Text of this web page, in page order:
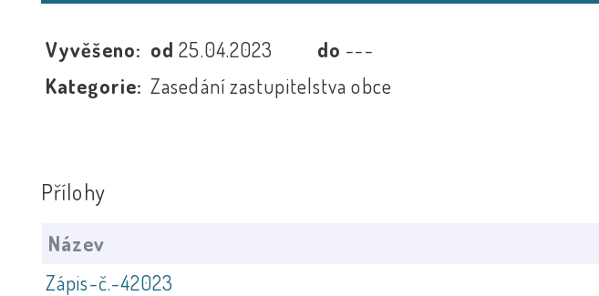
Vyvěšeno: od25.04.2023 do ---
Kategorie: Zasedání zastupitelstva obce
Přílohy
Název
Zápis-č.-42023